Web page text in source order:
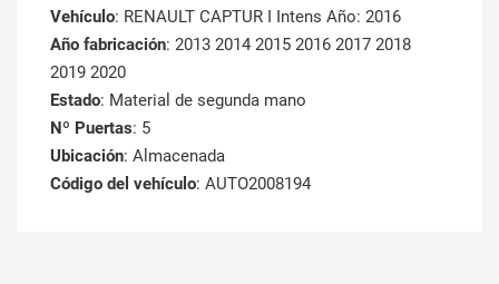
Vehículo: RENAULT CAPTUR I Intens Año: 2016
Año fabricación: 2013 2014 2015 2016 2017 2018
2019 2020
Estado: Material de segunda mano
Nº Puertas: 5
Ubicación: Almacenada
Código del vehículo: AUTO2008194